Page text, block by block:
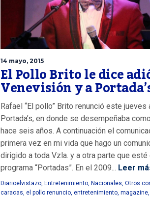
14 mayo, 2015
El Pollo Brito le dice
Venevisión y a
Rafael “El pollo” Brito renunció este jueves
Portada’s, en donde se desempeñaba
hace seis años. A continuación el
primera vez en mi vida que hago un
dirigido a toda Vzla. y a otra parte que esté
programa “Portadas”. En el 2009... Leer
Diarioelvistazo, Entretenimiento, Nacionales, Otros
caracas, el pollo renuncio, entretenimiento, magazine,